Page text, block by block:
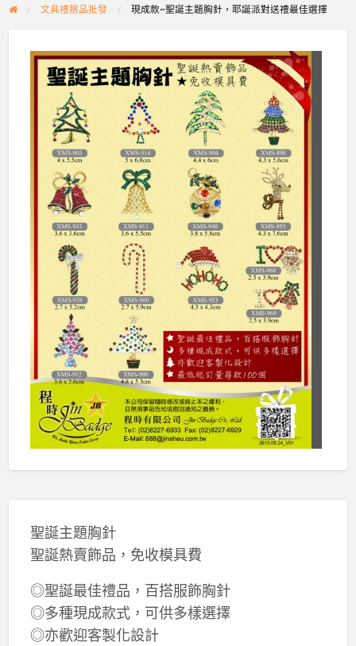
文具禮贈品批發 現成款~聖誕主題胸針，耶誕派對送禮最佳選擇
聖誕主題胸針
聖誕熱賣飾品，免收模具費
◎聖誕最佳禮品，百搭服飾胸針
◎多種現成款式，可供多樣選擇
◎亦歡迎客製化設計